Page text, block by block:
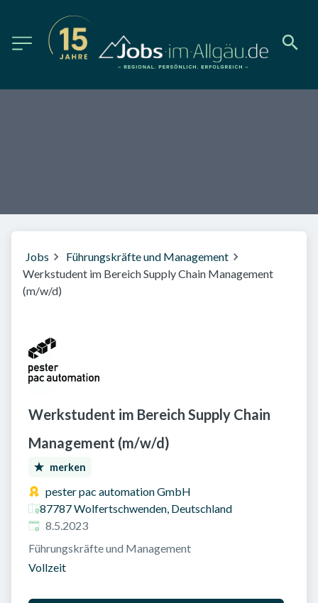
Jobs
Führungskräfte und Management
Werkstudent im Bereich Supply Chain Management
(m/w/d)
Werkstudent im Bereich Supply Chain
Management (m/w/d)
merken
pester pac automation GmbH
87787 Wolfertschwenden, Deutschland
Veröffentlicht am
8.5.2023
Führungskräfte und Management
Vollzeit